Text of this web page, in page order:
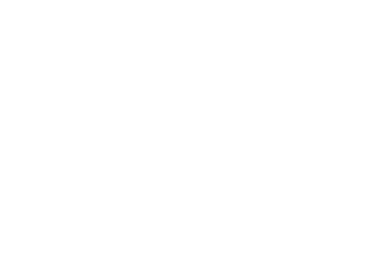
“ultrapassados pela paragem das atividades
extraordinárias”.
e cirurgias
e cada profissional faz a diferença”
Insuficiência Cardíaca” da Bayer